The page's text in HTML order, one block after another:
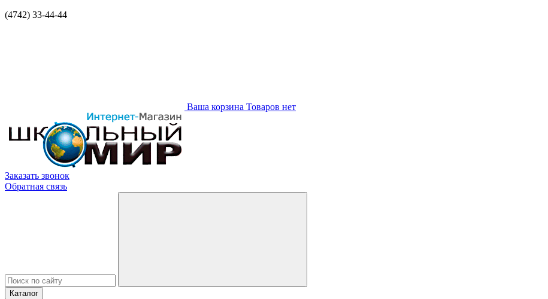
(4742) 33-44-44
Ваша корзина Товаров нет
Заказать звонок
Обратная связь
Каталог